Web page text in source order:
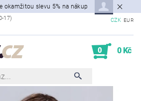
okamžitou slevu 5% na nákup
17)
CZK EUR
0 0 Kč